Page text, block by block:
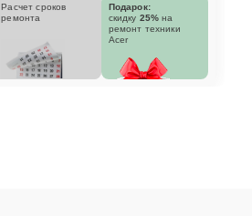
Расчет сроков
ремонта
Подарок:
скидку 25% на
ремонт техники
Acer